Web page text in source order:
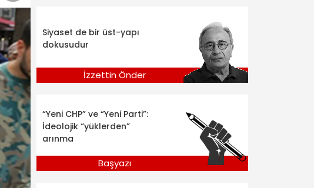
Siyaset de bir üst-yapı
dokusudur
İzzettin Önder
“Yeni CHP” ve “Yeni Parti”:
İdeolojik “yüklerden”
arınma
Başyazı